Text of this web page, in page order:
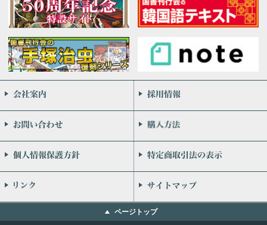
会社案内
お問い合わせ
個人情報保護方針
リンク
ページトップ